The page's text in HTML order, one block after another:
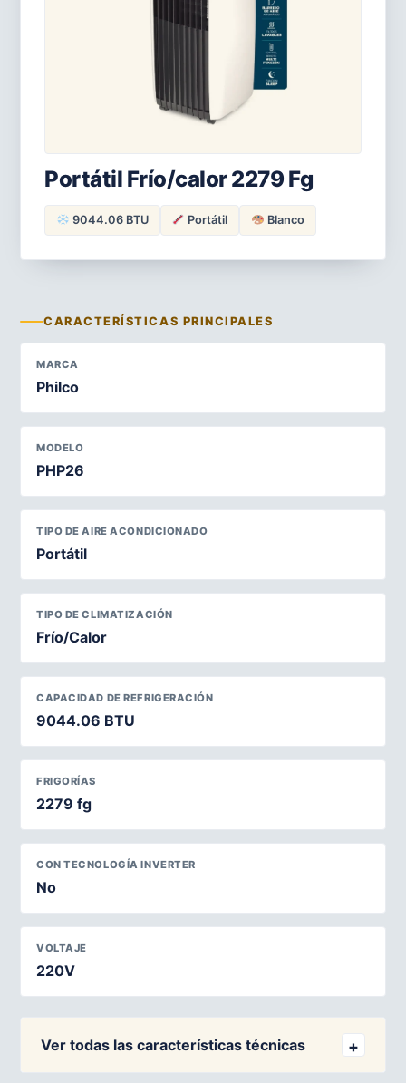
Portátil Frío/calor 2279 Fg
9044.06 BTU Portátil Blanco
CARACTERÍSTICAS PRINCIPALES
MARCA
Philco
MODELO
PHP26
TIPO DE AIRE ACONDICIONADO
Portátil
TIPO DE CLIMATIZACIÓN
Frío/Calor
CAPACIDAD DE REFRIGERACIÓN
9044.06 BTU
FRIGORÍAS
2279 fg
CON TECNOLOGÍA INVERTER
No
VOLTAJE
220V
Ver todas las características técnicas